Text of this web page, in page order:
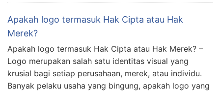
Apakah logo termasuk Hak Cipta atau Hak
Merek?
Apakah logo termasuk Hak Cipta atau Hak Merek? –
Logo merupakan salah satu identitas visual yang
krusial bagi setiap perusahaan, merek, atau individu.
Banyak pelaku usaha yang bingung, apakah logo yang